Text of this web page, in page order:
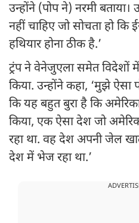
उन्होंने (पोप ने) नरमी
नहीं चाहिए जो सोचता हो कि
हथियार होना ठीक है.’
ट्रंप ने वेनेजुएला समेत विदेशों
किया. उन्होंने कहा, ‘मुझे ऐसा
कि यह बहुत बुरा है कि
किया, एक ऐसा देश जो
रहा था. वह देश अपनी जेल
देश में भेज रहा था.’